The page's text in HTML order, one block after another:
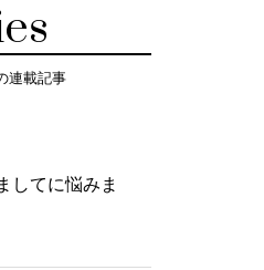
連載記事
してに悩みま